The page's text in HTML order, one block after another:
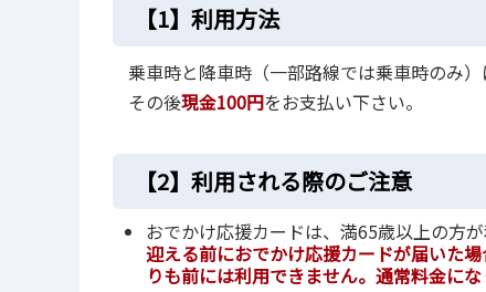
【1】利用方法
乗車時と降車時（一部路線では乗車時のみ）
その後現金100円をお支払い下さい。
【2】利用される際のご注意
おでかけ応援カードは、満65歳以上の方
迎える前におでかけ応援カードが届いた
りも前には利用できません。通常料金に